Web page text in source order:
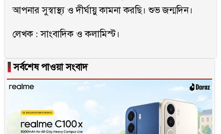
আপনার সুস্বাস্থ্য ও দীর্ঘায়ু কামনা করছি। শুভ জন্মদিন।
লেখক : সাংবাদিক ও কলামিস্ট।
▐সর্বশেষ পাওয়া সংবাদ